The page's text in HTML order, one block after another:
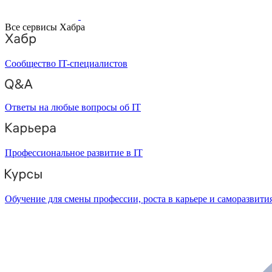
Все сервисы Хабра
Сообщество IT-специалистов
Ответы на любые вопросы об IT
Профессиональное развитие в IT
Обучение для смены профессии, роста в карьере и